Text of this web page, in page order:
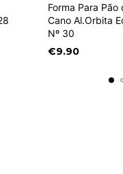
Forma Para Pão
Cano Al.Orbita
Nº 30
€9.90